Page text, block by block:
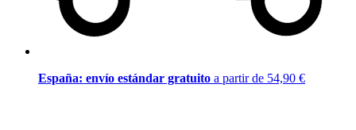
España: envío estándar gratuito a partir de 54,90 €